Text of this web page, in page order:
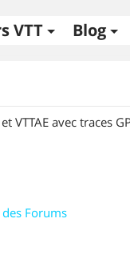
VTT Blog
VTTAE avec traces
Forums